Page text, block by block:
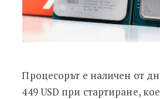
Процесорът е наличен от
449 USD при стартиране,